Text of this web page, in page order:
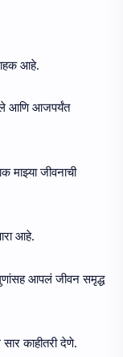
आहे.
आणि आजपर्यंत
माझ्या जीवनाची
आहे.
आपलं जीवन समृद्ध
काहीतरी देणे.